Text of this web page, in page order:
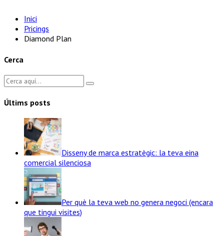
Inici
Pricings
Diamond Plan
Cerca
Últims posts
Disseny de marca estratègic: la teva eina
comercial silenciosa
Per què la teva web no genera negoci (encara
que tingui visites)